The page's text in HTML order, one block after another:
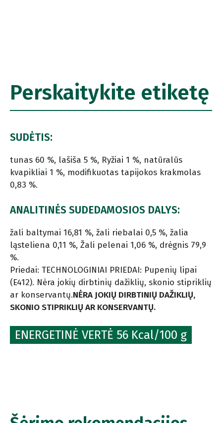
Perskaitykite etiketę
SUDĖTIS:
tunas 60 %, lašiša 5 %, Ryžiai 1 %, natūralūs
kvapikliai 1 %, modifikuotas tapijokos krakmolas
0,83 %.
ANALITINĖS SUDEDAMOSIOS DALYS:
žali baltymai 16,81 %, žali riebalai 0,5 %, žalia
ląsteliena 0,11 %, Žali pelenai 1,06 %, drėgnis 79,9
%.
Priedai: TECHNOLOGINIAI PRIEDAI: Pupenių lipai
(E412). Nėra jokių dirbtinių dažiklių, skonio stipriklių
ar konservantų.NĖRA JOKIŲ DIRBTINIŲ DAŽIKLIŲ,
SKONIO STIPRIKLIŲ AR KONSERVANTŲ.
ENERGETINĖ VERTĖ 56 Kcal/100 g